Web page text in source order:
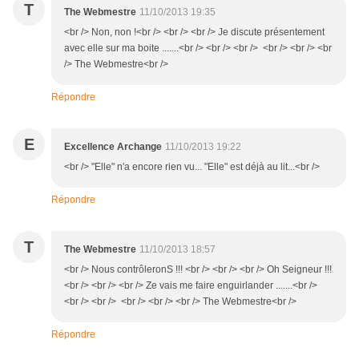
T The Webmestre 11/10/2013 19:35
<br /> Non, non !<br /> <br /> <br /> Je discute présentement
avec elle sur ma boite .......<br /> <br /> <br /> <br /> <br /> <br
/> The Webmestre<br />
Répondre
E Excellence Archange 11/10/2013 19:22
<br /> "Elle" n'a encore rien vu... "Elle" est déjà au lit...<br />
Répondre
T The Webmestre 11/10/2013 18:57
<br /> Nous contrôleronS !!! <br /> <br /> <br /> Oh Seigneur !!!
<br /> <br /> <br /> Ze vais me faire enguirlander .......<br />
<br /> <br /> <br /> <br /> <br /> The Webmestre<br />
Répondre